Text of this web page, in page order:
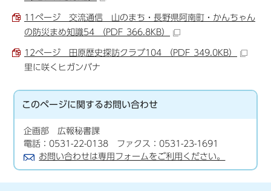
11ページ 交流通信 山のまち・長野県阿南町・かんちゃん
の防災まめ知識54 （PDF 366.8KB）
12ページ 田原歴史探訪クラブ104 （PDF 349.0KB）
里に咲くヒガンバナ
このページに関するお問い合わせ
企画部 広報秘書課
電話：0531-22-0138 ファクス：0531-23-1691
お問い合わせは専用フォームをご利用ください。